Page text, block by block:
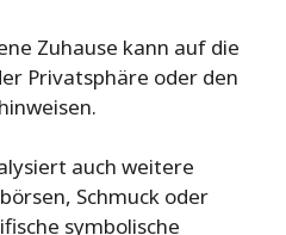
Zuhause kann auf die
Privatsphäre oder den
auch weitere
Schmuck oder
symbolische